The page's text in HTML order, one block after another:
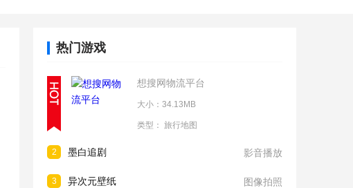
热门游戏
想搜网物流平台
大小：34.13MB
类型： 旅行地图
2 墨白追剧 影音播放
3 异次元壁纸 图像拍照